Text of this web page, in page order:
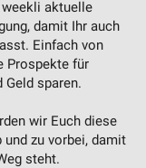
aktuelle
damit Ihr auch
Einfach von
Prospekte für
Geld sparen.
wir Euch diese
zu vorbei, damit
steht.